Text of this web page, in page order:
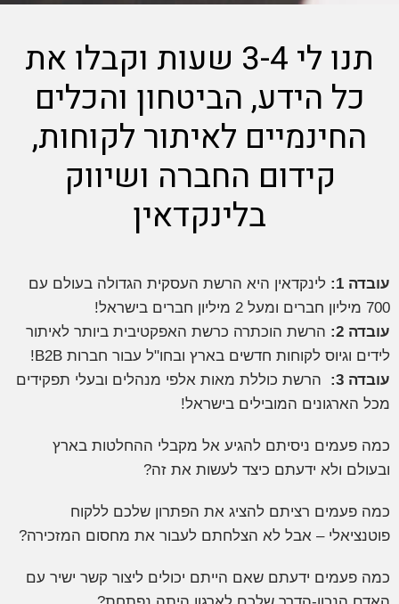
תנו לי 3-4 שעות וקבלו את
כל הידע, הביטחון והכלים
החינמיים לאיתור לקוחות,
קידום החברה ושיווק
בלינקדאין
עובדה 1:
לינקדאין היא הרשת העסקית הגדולה בעולם עם
700 מיליון חברים ומעל 2 מיליון חברים בישראל!
עובדה 2:
הרשת הוכתרה כרשת האפקטיבית ביותר לאיתור
לידים וגיוס לקוחות חדשים בארץ ובחו"ל עבור חברות B2B!
עובדה 3:
הרשת כוללת מאות אלפי מנהלים ובעלי תפקידים
מכל הארגונים המובילים בישראל!
כמה פעמים ניסיתם להגיע אל מקבלי ההחלטות בארץ
ובעולם ולא ידעתם כיצד לעשות את זה?
כמה פעמים רציתם להציג את הפתרון שלכם ללקוח
פוטנציאלי – אבל לא הצלחתם לעבור את מחסום המזכירה?
כמה פעמים ידעתם שאם הייתם יכולים ליצור קשר ישיר עם